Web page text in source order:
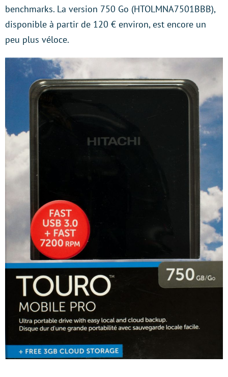
benchmarks. La version 750 Go (HTOLMNA7501BBB),
disponible à partir de 120 € environ, est encore un
peu plus véloce.